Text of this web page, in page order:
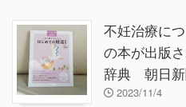
不妊治療に
の本が出版
辞典 朝日新
2023/11/4